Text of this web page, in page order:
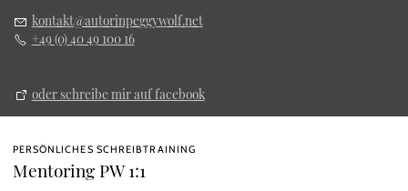
k nt kt t r np ggyw lfn t
+49 (0) 40 49 100 16
oder schreibe mir auf facebook
PERSÖNLICHES SCHREIBTRAINING
Mentoring PW 1:1